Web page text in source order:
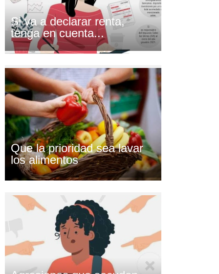
Si va a declarar renta,
tenga en cuenta...
Que la prioridad sea lavar
los alimentos